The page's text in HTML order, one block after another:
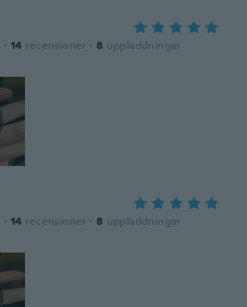
· 14 recensioner · 8 uppladdningar
· 14 recensioner · 8 uppladdningar